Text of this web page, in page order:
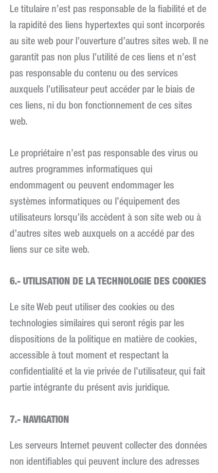
Le titulaire n’est pas responsable de la fiabilité et de
la rapidité des liens hypertextes qui sont incorporés
au site web pour l’ouverture d’autres sites web. Il ne
garantit pas non plus l’utilité de ces liens et n’est
pas responsable du contenu ou des services
auxquels l’utilisateur peut accéder par le biais de
ces liens, ni du bon fonctionnement de ces sites
web.
Le propriétaire n’est pas responsable des virus ou
autres programmes informatiques qui
endommagent ou peuvent endommager les
systèmes informatiques ou l’équipement des
utilisateurs lorsqu’ils accèdent à son site web ou à
d’autres sites web auxquels on a accédé par des
liens sur ce site web.
6.- UTILISATION DE LA TECHNOLOGIE DES COOKIES
Le site Web peut utiliser des cookies ou des
technologies similaires qui seront régis par les
dispositions de la politique en matière de cookies,
accessible à tout moment et respectant la
confidentialité et la vie privée de l’utilisateur, qui fait
partie intégrante du présent avis juridique.
7.- NAVIGATION
Les serveurs Internet peuvent collecter des données
non identifiables qui peuvent inclure des adresses